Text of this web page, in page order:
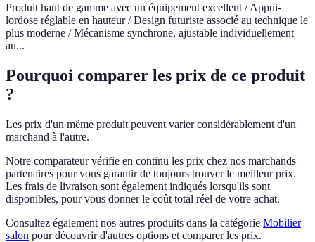
Produit haut de gamme avec un équipement excellent / Appui-
lordose réglable en hauteur / Design futuriste associé au technique le
plus moderne / Mécanisme synchrone, ajustable individuellement
au...
Pourquoi comparer les prix de ce produit
?
Les prix d'un même produit peuvent varier considérablement d'un
marchand à l'autre.
Notre comparateur vérifie en continu les prix chez nos marchands
partenaires pour vous garantir de toujours trouver le meilleur prix.
Les frais de livraison sont également indiqués lorsqu'ils sont
disponibles, pour vous donner le coût total réel de votre achat.
Consultez également nos autres produits dans la catégorie Mobilier
salon pour découvrir d'autres options et comparer les prix.